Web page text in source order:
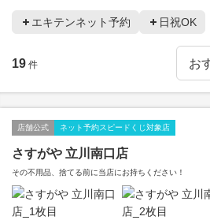
エキテンネット予約 日祝OK
19 件
店舗公式 ネット予約スピードくじ対象店
さすがや 立川南口店
その不用品、捨てる前に当店にお持ちください！